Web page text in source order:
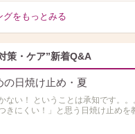
グをもっとみる
策・ケア”新着Q&A
の日焼け止め・夏
ということは承知です。。。 皆さんが思う、「これ
きにくい！」と思う日焼け止めを
ものが…